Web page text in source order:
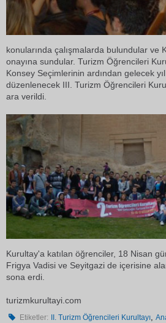
konularında çalışmalarda bulundular ve
onayına sundular. Turizm Öğrencileri
Konsey Seçimlerinin ardından gelecek
düzenlenecek III. Turizm Öğrencileri
ara verildi.
Kurultay'a katılan öğrenciler, 18 Nisan
Frigya Vadisi ve Seyitgazi de içerisine
sona erdi.
turizmkurultayi.com
Etiketler: II. Turizm Öğrencileri Kurultayı,